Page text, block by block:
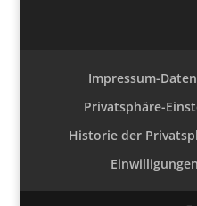
Impressum-
Privatsphäre-
Historie der